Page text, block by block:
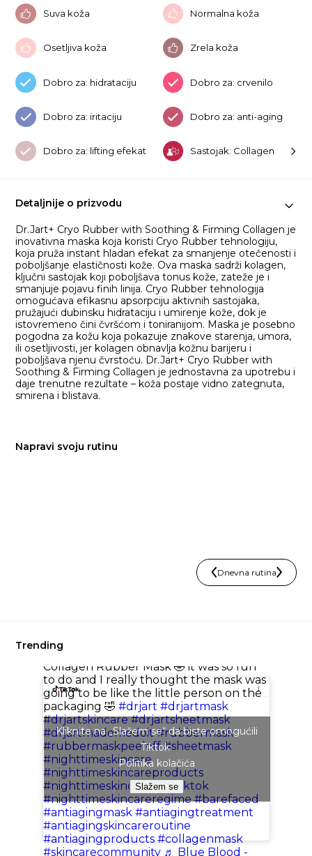
Suva koža Normalna koža
Osetljiva koža Zrela koža
Dobro za: hidrataciju Dobro za: crvenilo
Dobro za: iritaciju Dobro za: anti-aging
Dobro za: lifting efekat Sastojak: Collagen
Detaljnije o prizvodu
Dr.Jart+ Cryo Rubber with Soothing & Firming Collagen je
inovativna maska koja koristi Cryo Rubber tehnologiju,
koja pruža instant hladan efekat za smanjenje otečenosti i
poboljšanje elastičnosti kože. Ova maska sadrži kolagen,
ključni sastojak koji poboljšava tonus kože, zateže je i
smanjuje pojavu finih linija. Cryo Rubber tehnologija
omogućava efikasnu apsorpciju aktivnih sastojaka,
pružajući dubinsku hidrataciju i umirenje kože, dok je
istovremeno čini čvršćom i toniranijom. Maska je posebno
pogodna za kožu koja pokazuje znakove starenja, umora,
ili osetljivosti, jer kolagen obnavlja kožnu barijeru i
poboljšava njenu čvrstoću. Dr.Jart+ Cryo Rubber with
Soothing & Firming Collagen je jednostavna za upotrebu i
daje trenutne rezultate – koža postaje vidno zategnuta,
smirena i blistava.
Napravi svoju rutinu
Dnevna rutina
Trending
@anissayanira
Collagen Rubber Mask 🤣 it was so fun
to do and I really thought the mask was
going to be like the little person on the
packaging 🤣#drjart #drjartmask
#drjartskincare #drjartsheetmask
#drjartmademedoit #rubbermask
#rubbermaskpeeloff #sheetmask
#nighttimeskincare
#nighttimeskincareproducts
#nighttimeskincarewithtiktok
#nighttimeskincareregime #barefaced
#antiagingmask #antiagingtreatment
#antiagingskincareroutine
#antiagingproducts #collagenmask
#skincarecommunity ♬ Blue Blood -
Kliknite na „Slažem se“ da biste omogućili
Tiktok
Politika kolačića
Slažem se